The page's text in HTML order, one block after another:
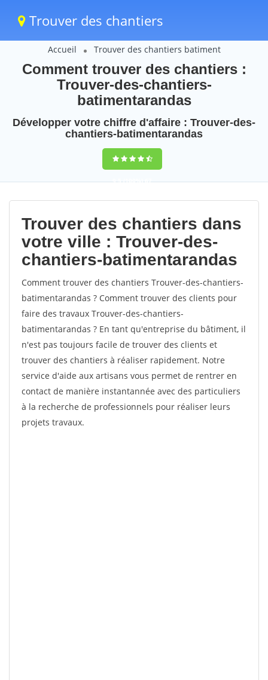
Trouver des chantiers
Accueil Trouver des chantiers batiment
Comment trouver des chantiers :
Trouver-des-chantiers-
batimentarandas
Développer votre chiffre d'affaire : Trouver-des-
chantiers-batimentarandas
9,5(100%)67
votes
Trouver des chantiers dans
votre ville : Trouver-des-
chantiers-batimentarandas
Comment trouver des chantiers Trouver-des-chantiers-
batimentarandas ? Comment trouver des clients pour
faire des travaux Trouver-des-chantiers-
batimentarandas ? En tant qu'entreprise du bâtiment, il
n'est pas toujours facile de trouver des clients et
trouver des chantiers à réaliser rapidement. Notre
service d'aide aux artisans vous permet de rentrer en
contact de manière instantannée avec des particuliers
à la recherche de professionnels pour réaliser leurs
projets travaux.